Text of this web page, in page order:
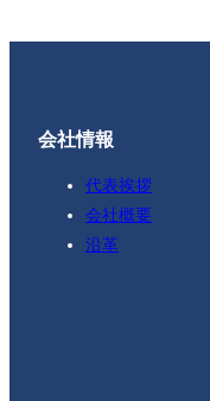
会社情報
代表挨拶
会社概要
沿革